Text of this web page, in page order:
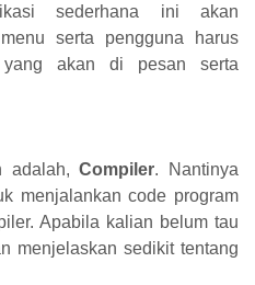
sederhana ini akan
serta pengguna harus
akan di pesan serta
adalah,Compiler. Nantinya
menjalankan code program
Apabila kalian belum tau
menjelaskan sedikit tentang